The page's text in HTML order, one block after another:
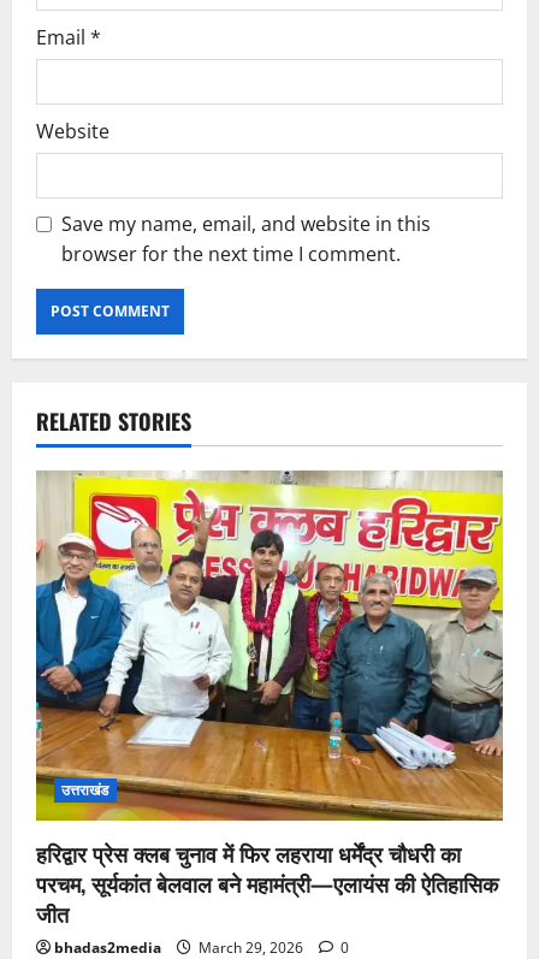
Email *
Website
Save my name, email, and website in this
browser for the next time I comment.
RELATED STORIES
उत्तराखंड
हरिद्वार प्रेस क्लब चुनाव में फिर लहराया धर्मेंद्र चौधरी का
परचम, सूर्यकांत बेलवाल बने महामंत्री—एलायंस की ऐतिहासिक
जीत
bhadas2media March 29, 2026 0